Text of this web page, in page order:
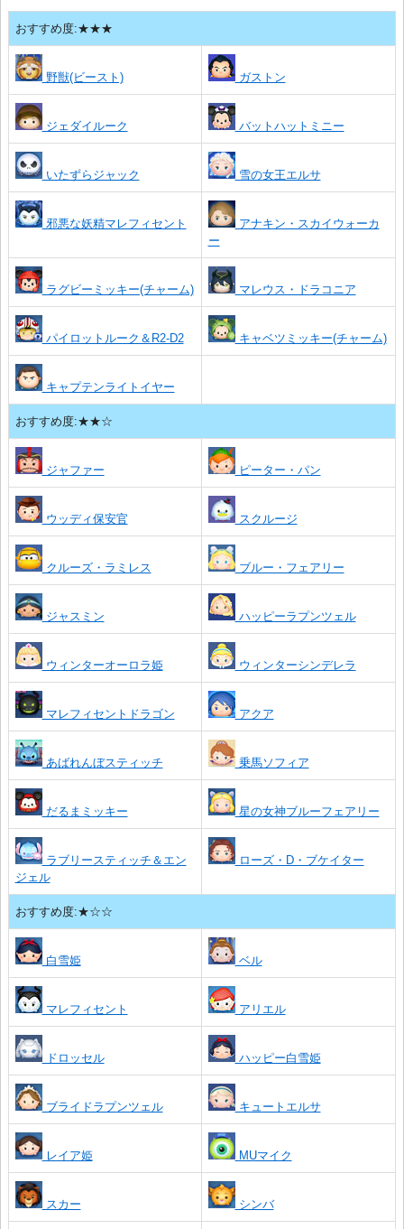
おすすめ度:★★★
野獣(ビースト) ガストン
ジェダイルーク バットハットミニー
いたずらジャック 雪の女王エルサ
邪悪な妖精マレフィセント
アナキン・スカイウォーカ
ー
ラグビーミッキー(チャーム) マレウス・ドラコニア
パイロットルーク＆R2-D2 キャベツミッキー(チャーム)
キャプテンライトイヤー
おすすめ度:★★☆
ジャファー ピーター・パン
ウッディ保安官 スクルージ
クルーズ・ラミレス ブルー・フェアリー
ジャスミン ハッピーラプンツェル
ウィンターオーロラ姫 ウィンターシンデレラ
マレフィセントドラゴン アクア
あばれんぼスティッチ 乗馬ソフィア
だるまミッキー 星の女神ブルーフェアリー
ラブリースティッチ＆エン
ジェル
ローズ・D・ブケイター
おすすめ度:★☆☆
白雪姫 ベル
マレフィセント アリエル
ドロッセル ハッピー白雪姫
ブライドラプンツェル キュートエルサ
レイア姫 MUマイク
スカー シンバ